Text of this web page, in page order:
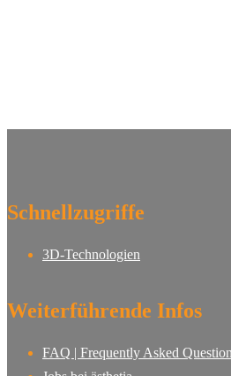
Schnellzugriffe
3D-Technologien
Weiterführende Infos
FAQ | Frequently Asked